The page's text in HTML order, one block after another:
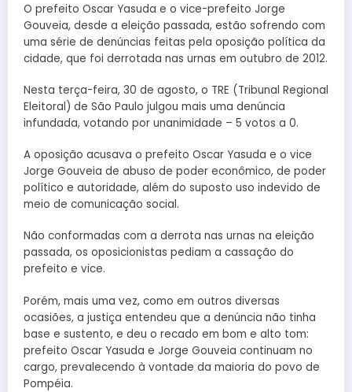
O prefeito Oscar Yasuda e o vice-prefeito Jorge
Gouveia, desde a eleição passada, estão sofrendo com
uma série de denúncias feitas pela oposição política da
cidade, que foi derrotada nas urnas em outubro de 2012.
Nesta terça-feira, 30 de agosto, o TRE (Tribunal Regional
Eleitoral) de São Paulo julgou mais uma denúncia
infundada, votando por unanimidade – 5 votos a 0.
A oposição acusava o prefeito Oscar Yasuda e o vice
Jorge Gouveia de abuso de poder econômico, de poder
político e autoridade, além do suposto uso indevido de
meio de comunicação social.
Não conformadas com a derrota nas urnas na eleição
passada, os oposicionistas pediam a cassação do
prefeito e vice.
Porém, mais uma vez, como em outros diversas
ocasiões, a justiça entendeu que a denúncia não tinha
base e sustento, e deu o recado em bom e alto tom:
prefeito Oscar Yasuda e Jorge Gouveia continuam no
cargo, prevalecendo à vontade da maioria do povo de
Pompéia.